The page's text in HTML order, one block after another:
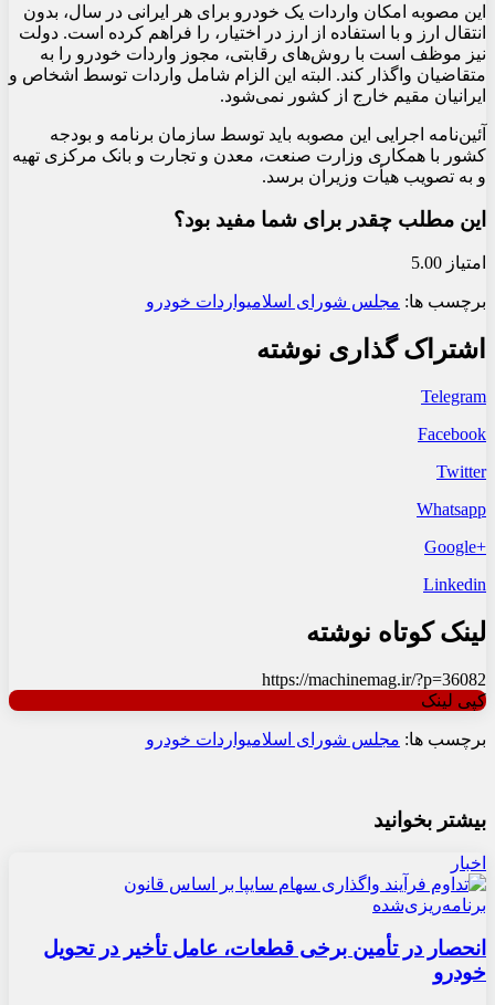
این مصوبه امکان واردات یک خودرو برای هر ایرانی در سال، بدون
انتقال ارز و با استفاده از ارز در اختیار، را فراهم کرده است. دولت
نیز موظف است با روش‌های رقابتی، مجوز واردات خودرو را به
متقاضیان واگذار کند. البته این الزام شامل واردات توسط اشخاص و
ایرانیان مقیم خارج از کشور نمی‌شود.
آئین‌نامه اجرایی این مصوبه باید توسط سازمان برنامه و بودجه
کشور با همکاری وزارت صنعت، معدن و تجارت و بانک مرکزی تهیه
و به تصویب هیأت وزیران برسد.
این مطلب چقدر برای شما مفید بود؟
امتیاز 5.00
برچسب ها: مجلس شورای اسلامیواردات خودرو
اشتراک گذاری نوشته
Telegram
Facebook
Twitter
Whatsapp
+Google
Linkedin
لینک کوتاه نوشته
https://machinemag.ir/?p=36082
کپی لینک
برچسب ها: مجلس شورای اسلامیواردات خودرو
بیشتر بخوانید
اخبار
انحصار در تأمین برخی قطعات، عامل تأخیر در تحویل
خودرو